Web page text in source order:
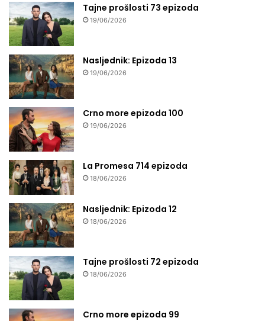
Tajne prošlosti 73 epizoda
19/06/2026
Nasljednik: Epizoda 13
19/06/2026
Crno more epizoda 100
19/06/2026
La Promesa 714 epizoda
18/06/2026
Nasljednik: Epizoda 12
18/06/2026
Tajne prošlosti 72 epizoda
18/06/2026
Crno more epizoda 99